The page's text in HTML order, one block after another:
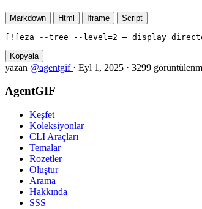
Markdown Html Iframe Script
[![eza --tree --level=2 — display
Kopyala
yazan @agentgif · Eyl 1, 2025 · 3299
AgentGIF
Keşfet
Koleksiyonlar
CLI Araçları
Temalar
Rozetler
Oluştur
Arama
Hakkında
SSS